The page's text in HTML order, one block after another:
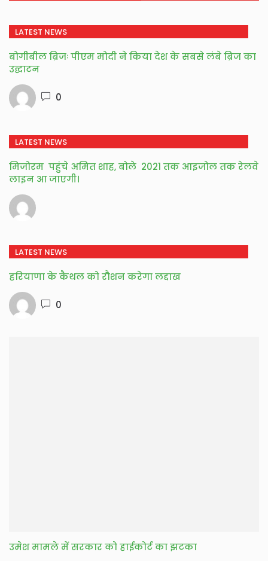
LATEST NEWS
बोगीबील ब्रिजः पीएम मोदी ने किया देश के सबसे लंबे ब्रिज का
उद्घाटन
0
LATEST NEWS
मिजोरम पहुंचे अमित शाह, बोले 2021 तक आइजोल तक रेलवे
लाइन आ जाएगी।
LATEST NEWS
हरियाणा के कैथल को रौशन करेगा लद्दाख
0
उमेश मामले में सरकार को हाईकोर्ट का झटका